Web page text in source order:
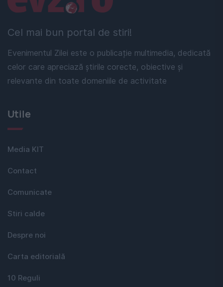
Cel mai bun portal de stiri!
Evenimentul Zilei este o publicație multimedia, dedicată
celor care apreciază știrile corecte, obiective și
relevante din toate domeniile de activitate
Utile
Media KIT
Contact
Comunicate
Stiri calde
Despre noi
Carta editorială
10 Reguli